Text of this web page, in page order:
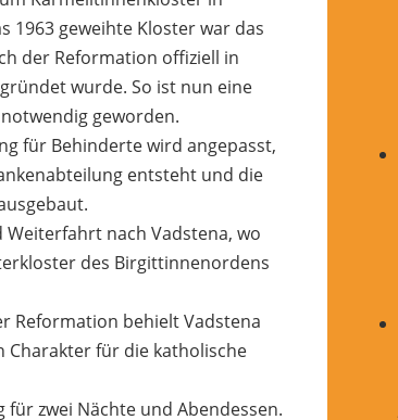
1963 geweihte Kloster war das
der Reformation offiziell in
wurde. So ist nun eine
geworden.
für Behinderte wird angepasst,
entsteht und die
Weiterfahrt nach Vadstena, wo
des Birgittinnenordens
Reformation behielt Vadstena
Charakter für die katholische
für zwei Nächte und Abendessen.